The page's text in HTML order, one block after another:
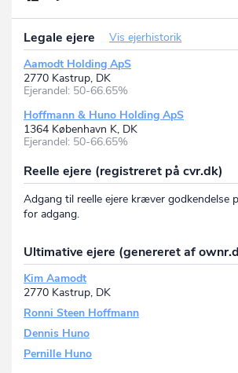
Legale ejere
Vis ejerhistorik
Aamodt Holding ApS
2770 Kastrup, DK
Ejerandel: 50-66.65%
Hoffmann & Huno Holding ApS
1364 København K, DK
Ejerandel: 50-66.65%
Reelle ejere (registreret på cvr.dk)
Adgang til reelle ejere kræver godkendelse
for adgang.
Ultimative ejere (genereret af
Kim Aamodt
2770 Kastrup, DK
Ronni Steen Hoffmann
Dennis Huno
Pernille Huno